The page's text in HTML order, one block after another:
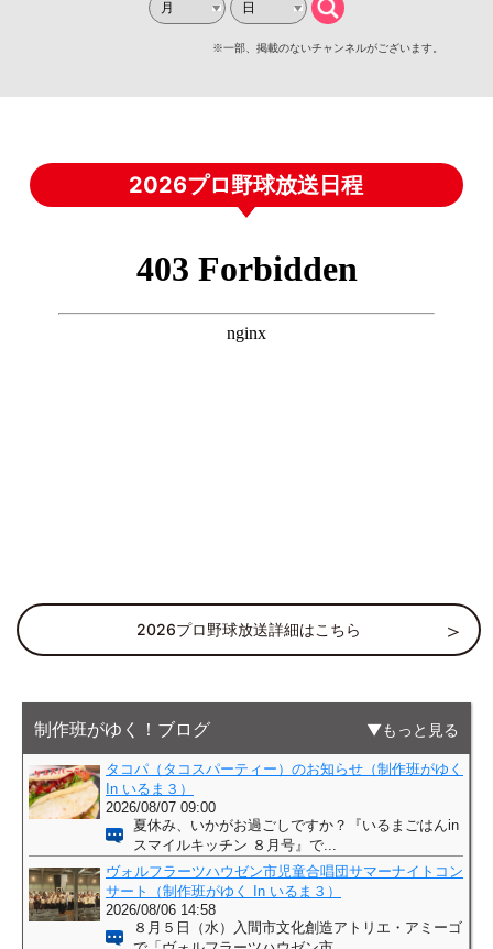
2026プロ野球放送日程
2026プロ野球放送詳細はこちら
制作班がゆく！ブログ もっと見る